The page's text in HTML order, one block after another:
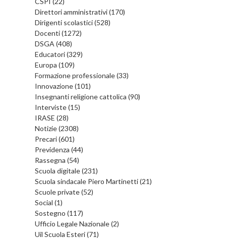
Direttori amministrativi (170)
Dirigenti scolastici (528)
Docenti (1272)
DSGA (408)
Educatori (329)
Europa (109)
Formazione professionale (33)
Innovazione (101)
Insegnanti religione cattolica (90)
Interviste (15)
IRASE (28)
Notizie (2308)
Precari (601)
Previdenza (44)
Rassegna (54)
Scuola digitale (231)
Scuola sindacale Piero Martinetti (21)
Scuole private (52)
Social (1)
Sostegno (117)
Ufficio Legale Nazionale (2)
Uil Scuola Esteri (71)